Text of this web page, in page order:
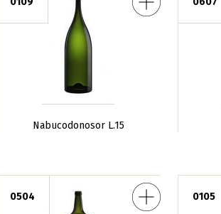
Nabucodonosor L.15
0504
L.9
0105
Rehoboam L.4,5